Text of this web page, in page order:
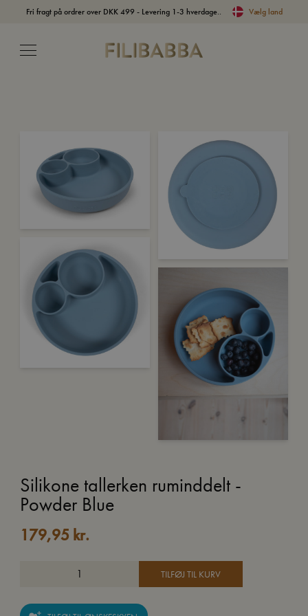
Fri fragt på ordrer over DKK 499 - Levering 1-3 hverdage.. Vælg land
Silikone tallerken ruminddelt -
Powder Blue
179,95 kr.
TILFØJ TIL KURV